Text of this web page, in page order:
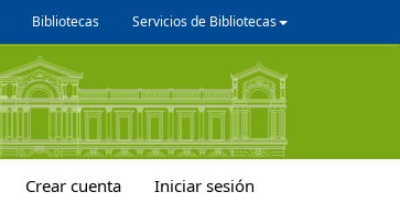
Bibliotecas Servicios de Bibliotecas
Crear cuenta Iniciar sesión